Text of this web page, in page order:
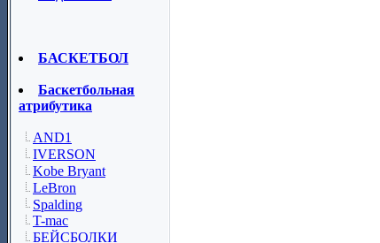
БАСКЕТБОЛ
Баскетбольная
атрибутика
AND1
IVERSON
Kobe Bryant
LeBron
Spalding
T-mac
БЕЙСБОЛКИ